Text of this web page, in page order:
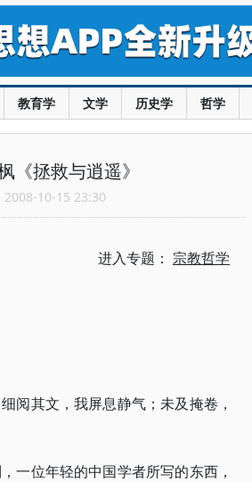
教育学 文学 历史学 哲学
拯救与逍遥》
10-15 23:30
进入专题： 宗教哲学
阅其文，我屏息静气；未及掩卷，
一位年轻的中国学者所写的东西，